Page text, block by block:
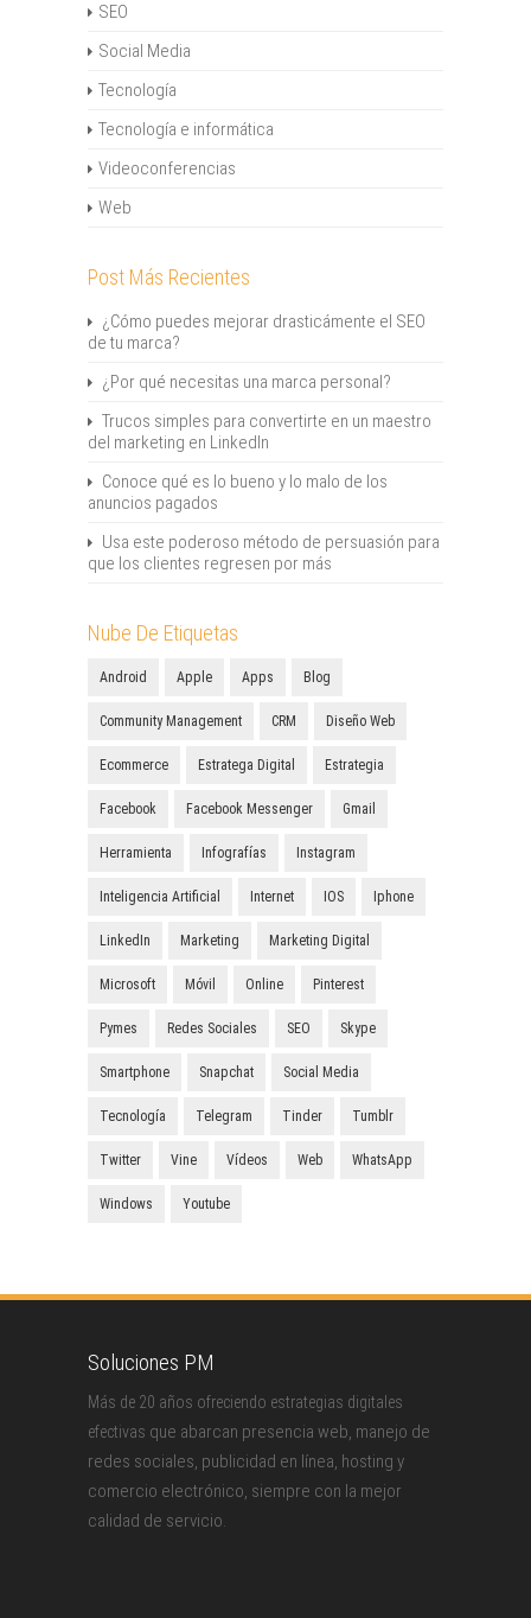
SEO
Social Media
Tecnología
Tecnología e informática
Videoconferencias
Web
Post Más Recientes
¿Cómo puedes mejorar drasticámente el SEO
de tu marca?
¿Por qué necesitas una marca personal?
Trucos simples para convertirte en un maestro
del marketing en LinkedIn
Conoce qué es lo bueno y lo malo de los
anuncios pagados
Usa este poderoso método de persuasión para
que los clientes regresen por más
Nube De Etiquetas
Android Apple Apps Blog
Community Management CRM Diseño Web
Ecommerce Estratega Digital Estrategia
Facebook Facebook Messenger Gmail
Herramienta Infografías Instagram
Inteligencia Artificial Internet IOS Iphone
LinkedIn Marketing Marketing Digital
Microsoft Móvil Online Pinterest
Pymes Redes Sociales SEO Skype
Smartphone Snapchat Social Media
Tecnología Telegram Tinder Tumblr
Twitter Vine Vídeos Web WhatsApp
Windows Youtube
Soluciones PM
Más de 20 años ofreciendo estrategias digitales
efectivas que abarcan presencia web, manejo de
redes sociales, publicidad en línea, hosting y
comercio electrónico, siempre con la mejor
calidad de servicio.